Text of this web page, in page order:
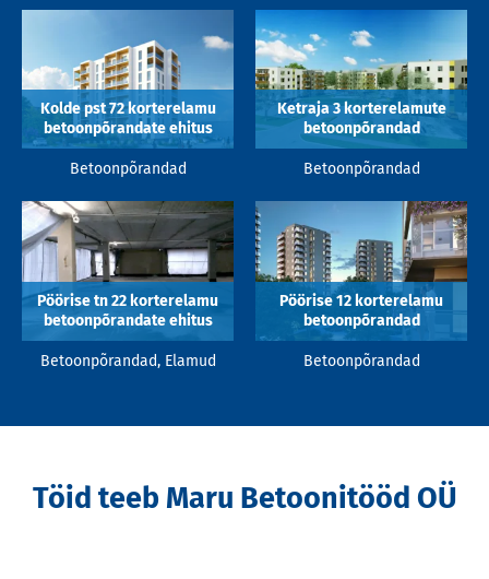
Kolde pst 72 korterelamu
betoonpõrandate ehitus
Betoonpõrandad
Ketraja 3 korterelamute
betoonpõrandad
Betoonpõrandad
Pöörise tn 22 korterelamu
betoonpõrandate ehitus
Betoonpõrandad, Elamud
Pöörise 12 korterelamu
betoonpõrandad
Betoonpõrandad
Töid teeb Maru Betoonitööd OÜ